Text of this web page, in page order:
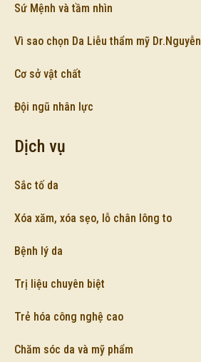
Sứ Mệnh và tầm nhìn
Vì sao chọn Da Liễu thẩm mỹ Dr.Nguyễn
Cơ sở vật chất
Đội ngũ nhân lực
Dịch vụ
Sắc tố da
Xóa xăm, xóa sẹo, lỗ chân lông to
Bệnh lý da
Trị liệu chuyên biệt
Trẻ hóa công nghệ cao
Chăm sóc da và mỹ phẩm